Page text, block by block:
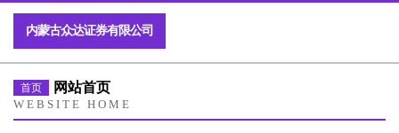
内蒙古众达证券有限公司
首页 网站首页
WEBSITE HOME